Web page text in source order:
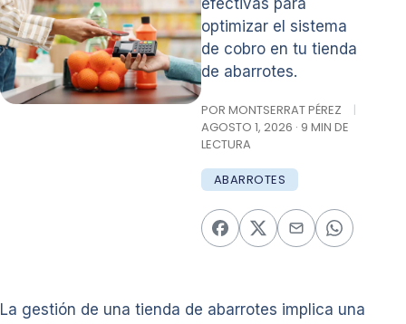
efectivas para
optimizar el sistema
de cobro en tu tienda
de abarrotes.
POR MONTSERRAT PÉREZ
|
AGOSTO 1, 2026 · 9 MIN DE
LECTURA
ABARROTES
La gestión de una tienda de abarrotes implica una